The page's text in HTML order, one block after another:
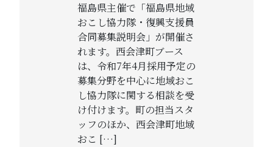
福島県主催で「福島県地域
おこし協力隊・復興支援員
合同募集説明会」が開催さ
れます。西会津町ブース
は、令和7年4月採用予定の
募集分野を中心に地域おこ
し協力隊に関する相談を受
け付けます。町の担当スタ
ッフのほか、西会津町地域
おこ […]